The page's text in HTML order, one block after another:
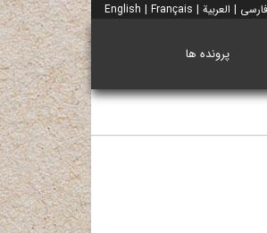
فارسی | العربية |
English | Français
پرونده ها